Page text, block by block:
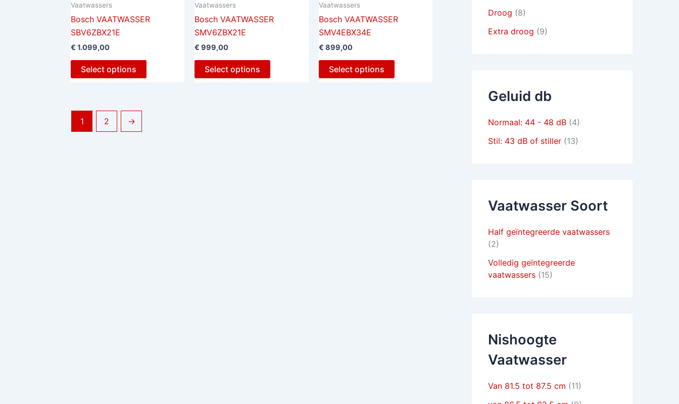
Vaatwassers
Bosch VAATWASSER
SBV6ZBX21E
€ 1.099,00
Select options
Vaatwassers
Bosch VAATWASSER
SMV6ZBX21E
€ 999,00
Select options
Vaatwassers
Bosch VAATWASSER
SMV4EBX34E
€ 899,00
Select options
1 2 →
Droog (8)
Extra droog (9)
Geluid db
Normaal: 44 - 48 dB (4)
Stil: 43 dB of stiller (13)
Vaatwasser Soort
Half geïntegreerde vaatwassers
(2)
Volledig geïntegreerde
vaatwassers (15)
Nishoogte
Vaatwasser
Van 81.5 tot 87.5 cm (11)